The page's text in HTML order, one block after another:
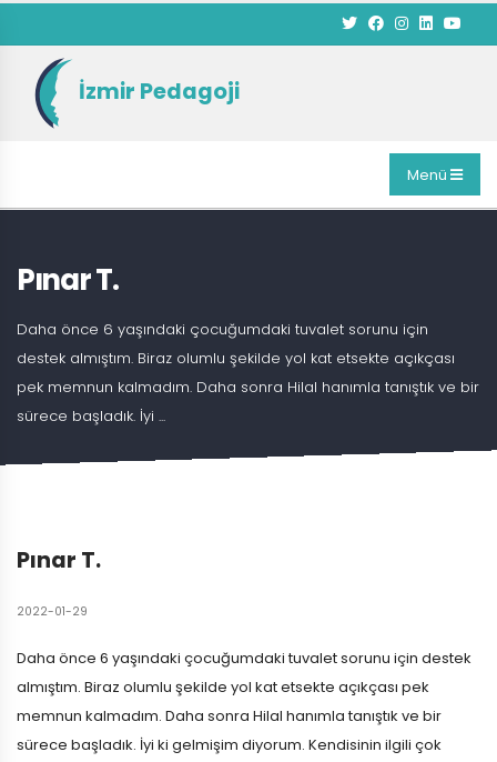
İzmir Pedagoji
Menü
Pınar T.
Daha önce 6 yaşındaki çocuğumdaki tuvalet sorunu için
destek almıştım. Biraz olumlu şekilde yol kat etsekte açıkçası
pek memnun kalmadım. Daha sonra Hilal hanımla tanıştık ve bir
sürece başladık. İyi ...
Pınar T.
2022-01-29
Daha önce 6 yaşındaki çocuğumdaki tuvalet sorunu için destek
almıştım. Biraz olumlu şekilde yol kat etsekte açıkçası pek
memnun kalmadım. Daha sonra Hilal hanımla tanıştık ve bir
sürece başladık. İyi ki gelmişim diyorum. Kendisinin ilgili çok